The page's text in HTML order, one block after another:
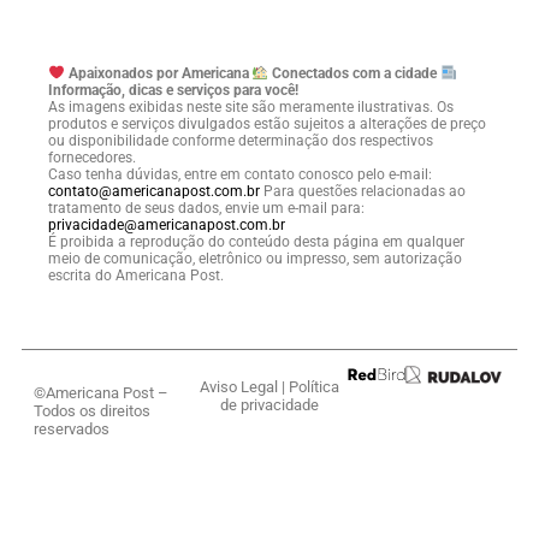
Apaixonados por Americana
Conectados com a cidade
Informação, dicas e serviços para você!
As imagens exibidas neste site são meramente ilustrativas. Os
produtos e serviços divulgados estão sujeitos a alterações de preço
ou disponibilidade conforme determinação dos respectivos
fornecedores.
Caso tenha dúvidas, entre em contato conosco pelo e-mail:
contato@americanapost.com.br Para questões relacionadas ao
tratamento de seus dados, envie um e-mail para:
privacidade@americanapost.com.br
É proibida a reprodução do conteúdo desta página em qualquer
meio de comunicação, eletrônico ou impresso, sem autorização
escrita do Americana Post.
©Americana Post –
Todos os direitos
reservados
Aviso Legal | Política
de privacidade